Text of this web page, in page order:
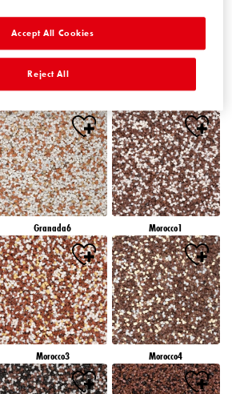
Granada6 Morocco1
Morocco3 Morocco4
Reject All
Accept All Cookies